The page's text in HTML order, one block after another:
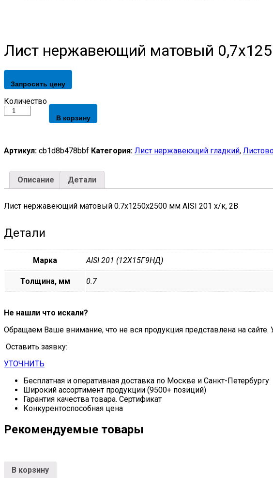
Лист нержавеющий матовый
Запросить цену
Лист
нержавеющий
AISI
201
Количество
В корзину
Артикул: cb1d8b478bbf Категория: Лист нержавеющий гладкий,
Описание Детали
Лист нержавеющий матовый 0.7х1250х2500 мм AISI 201 х/к, 2B
Детали
Марка AISI 201 (12Х15Г9НД)
Толщина, мм 0.7
Не нашли что искали?
Обращаем Ваше внимание, что не вся продукция представлена на
Оставить заявку:
УТОЧНИТЬ
Бесплатная и оперативная доставка по Москве и Санкт-Петербургу
Широкий ассортимент продукции (9500+ позиций)
Гарантия качества товара. Сертификат
Конкурентоспособная цена
Рекомендуемые товары
В корзину